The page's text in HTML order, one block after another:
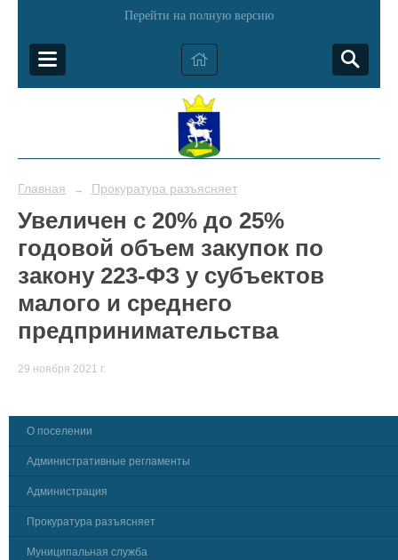
Перейти на полную версию
Главная → Прокуратура разъясняет
Увеличен с 20% до 25%
годовой объем закупок по
закону 223-ФЗ у субъектов
малого и среднего
предпринимательства
29 ноября 2021 г.
О поселении
Административные регламенты
Администрация
Прокуратура разъясняет
Муниципальная служба